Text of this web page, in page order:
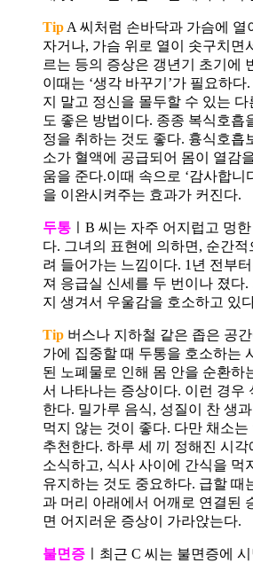
Tip A 씨처럼 손바닥과 가슴에 열
자거나, 가슴 위로 열이 솟구치면
르는 등의 증상은 갱년기 초기에
이때는 ‘생각 바꾸기’가 필요하다
지 말고 정신을 몰두할 수 있는 다
도 좋은 방법이다. 종종 복식호흡
정을 취하는 것도 좋다. 흉식호흡
소가 혈액에 공급되어 몸이 열감
움을 준다.이때 속으로 ‘감사합니
을 이완시켜주는 효과가 커진다.
두통 ㅣB 씨는 자주 어지럽고 멍
다. 그녀의 표현에 의하면, 순간
려 들어가는 느낌이다. 1년 전부
져 응급실 신세를 두 번이나 졌다
지 생겨서 우울감을 호소하고 있
Tip 버스나 지하철 같은 좁은 공
가에 집중할 때 두통을 호소하는
된 노폐물로 인해 몸 안을 순환하
서 나타나는 증상이다. 이런 경우
한다. 밀가루 음식, 성질이 찬 생
먹지 않는 것이 좋다. 다만 채소는
추천한다. 하루 세 끼 정해진 시각
소식하고, 식사 사이에 간식을 먹
유지하는 것도 중요하다. 급할 때
과 머리 아래에서 어깨로 연결된
면 어지러운 증상이 가라앉는다.
불면증 ㅣ최근 C 씨는 불면증에